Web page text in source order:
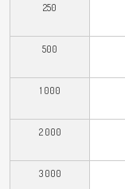
250
500
1 000
2 000
3 000